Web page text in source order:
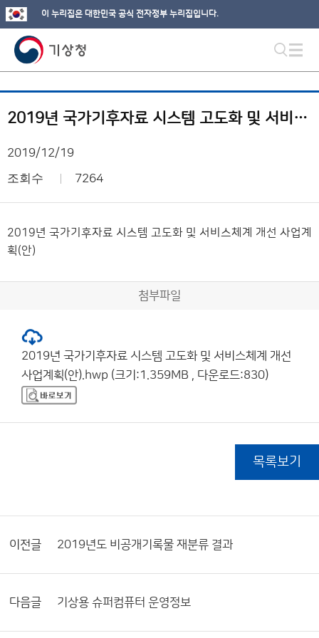
이 누리집은 대한민국 공식 전자정부 누리집입니다.
2019년 국가기후자료 시스템 고도화 및 서비스체계 개선 사업계획(안)
2019/12/19
조회수 7264
2019년 국가기후자료 시스템 고도화 및 서비스체계 개선 사업계
획(안)
첨부파일
2019년 국가기후자료 시스템 고도화 및 서비스체계 개선
사업계획(안).hwp (크기:1.359MB , 다운로드:830)
목록보기
이전글 2019년도 비공개기록물 재분류 결과
다음글 기상용 슈퍼컴퓨터 운영정보